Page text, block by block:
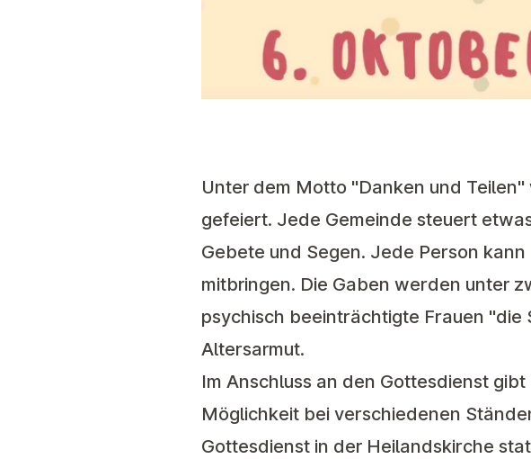
Unter dem Motto "Danken und
gefeiert. Jede Gemeinde steuert
Gebete und Segen. Jede Person
mitbringen. Die Gaben werden unter
psychisch beeinträchtigte Frauen
Altersarmut.
Im Anschluss an den Gottesdienst
Möglichkeit bei verschiedenen
Gottesdienst in der Heilandskirche